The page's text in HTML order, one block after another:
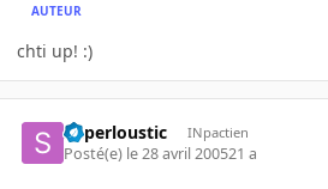
AUTEUR
chti up! :)
Superloustic INpactien
Posté(e) le 28 avril 200521 a